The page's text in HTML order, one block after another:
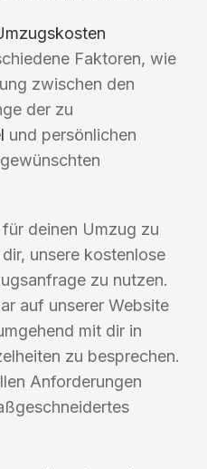
Faktoren, wie
zwischen den
der zu
und persönlichen
deinen Umzug zu
unsere kostenlose
zu nutzen.
auf unserer Website
mit dir in
zu besprechen.
Anforderungen